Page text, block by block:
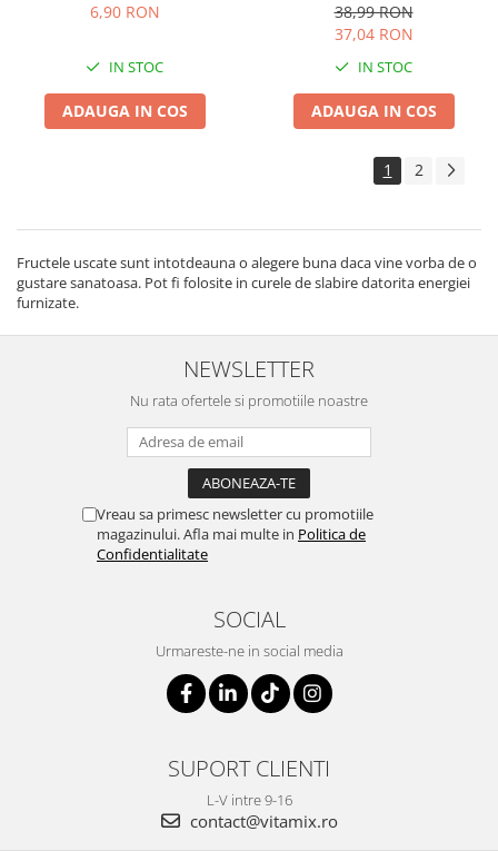
6,90 RON
IN STOC
ADAUGA IN COS
38,99 RON
37,04 RON
IN STOC
ADAUGA IN COS
1 2
Fructele uscate sunt intotdeauna o alegere buna daca vine vorba de o
gustare sanatoasa. Pot fi folosite in curele de slabire datorita energiei
furnizate.
NEWSLETTER
Nu rata ofertele si promotiile noastre
Vreau sa primesc newsletter cu promotiile
magazinului. Afla mai multe in Politica de
Confidentialitate
SOCIAL
Urmareste-ne in social media
SUPORT CLIENTI
L-V intre 9-16
contact@vitamix.ro